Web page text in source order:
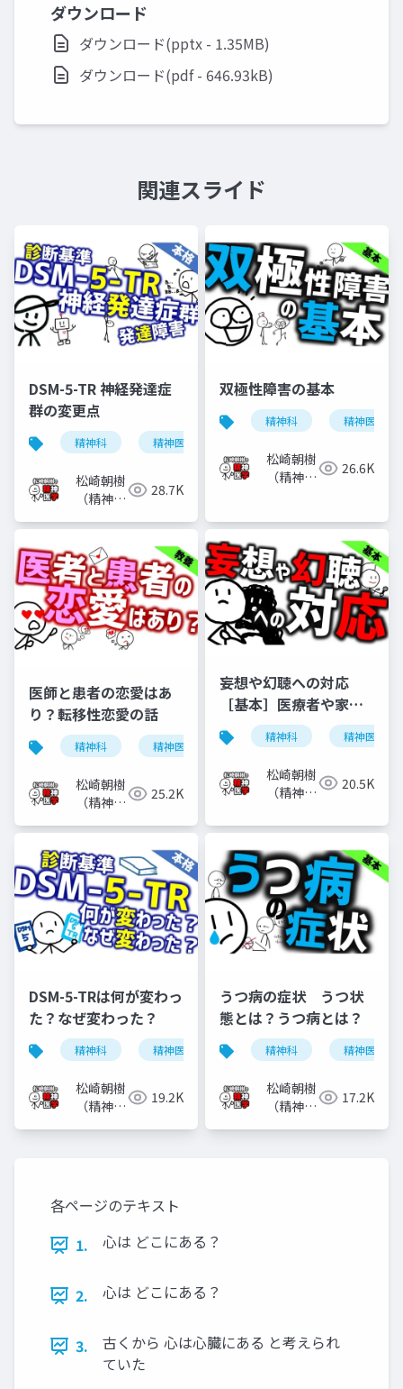
ダウンロード
ダウンロード(pptx - 1.35MB)
ダウンロード(pdf - 646.93kB)
関連スライド
DSM-5-TR 神経発達症
群の変更点
精神科 精神医学
松崎朝樹
（精神科
28.7K
双極性障害の基本
精神科 精神医学
松崎朝樹
（精神科
26.6K
医師と患者の恋愛はあ
り？転移性恋愛の話
精神科 精神医学 転移性恋愛 恋愛
松崎朝樹
（精神科
25.2K
妄想や幻聴への対応
［基本］医療者や家族
などがどう対応すべき
か
精神科 精神医学
松崎朝樹
（精神科
20.5K
DSM-5-TRは何が変わっ
た？なぜ変わった？
精神科 精神医学 dsm-5-tr dsm-5
松崎朝樹
（精神科
19.2K
うつ病の症状 うつ状
態とは？うつ病とは？
精神科 精神医学
松崎朝樹
（精神科
17.2K
各ページのテキスト
1.
心は どこにある？
2. 心は どこにある？
3.
古くから 心は心臓にある と考えられ
ていた